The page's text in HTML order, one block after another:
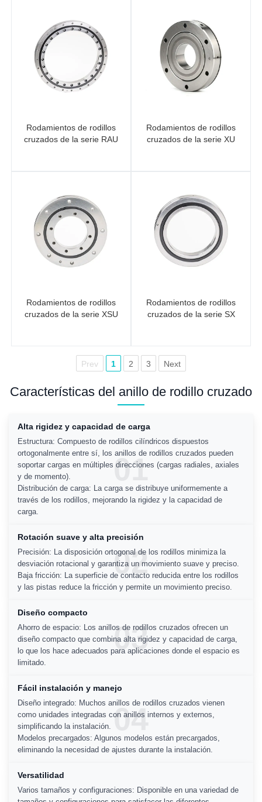
Rodamientos de rodillos
cruzados de la serie RAU
Rodamientos de rodillos
cruzados de la serie XU
Rodamientos de rodillos
cruzados de la serie XSU
Rodamientos de rodillos
cruzados de la serie SX
Prev 1 2 3 Next
Características del anillo de rodillo cruzado
Alta rigidez y capacidad de carga
Estructura: Compuesto de rodillos cilíndricos dispuestos
ortogonalmente entre sí, los anillos de rodillos cruzados pueden
soportar cargas en múltiples direcciones (cargas radiales, axiales
y de momento).
Distribución de carga: La carga se distribuye uniformemente a
través de los rodillos, mejorando la rigidez y la capacidad de
carga.
01
Rotación suave y alta precisión
Precisión: La disposición ortogonal de los rodillos minimiza la
desviación rotacional y garantiza un movimiento suave y preciso.
Baja fricción: La superficie de contacto reducida entre los rodillos
y las pistas reduce la fricción y permite un movimiento preciso.
02
Diseño compacto
Ahorro de espacio: Los anillos de rodillos cruzados ofrecen un
diseño compacto que combina alta rigidez y capacidad de carga,
lo que los hace adecuados para aplicaciones donde el espacio es
limitado.
03
Fácil instalación y manejo
Diseño integrado: Muchos anillos de rodillos cruzados vienen
como unidades integradas con anillos internos y externos,
simplificando la instalación.
Modelos precargados: Algunos modelos están precargados,
eliminando la necesidad de ajustes durante la instalación.
04
Versatilidad
Varios tamaños y configuraciones: Disponible en una variedad de